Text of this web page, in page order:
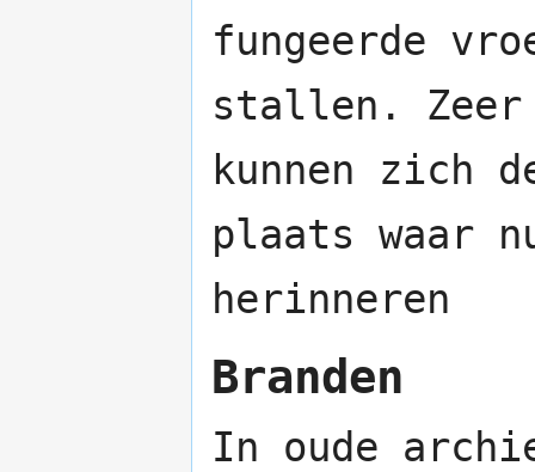
fungeerde
stallen. Zeer
kunnen zich
plaats waar
herinneren
Branden
In oude